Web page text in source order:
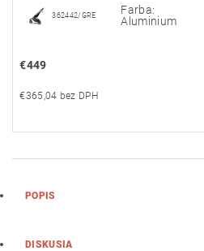
362442/GRE
Farba:
Aluminium
€449
€365,04 bez DPH
POPIS
DISKUSIA